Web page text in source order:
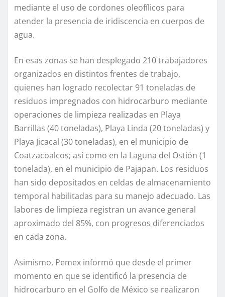
mediante el uso de cordones oleofílicos para
atender la presencia de iridiscencia en cuerpos de
agua.
En esas zonas se han desplegado 210 trabajadores
organizados en distintos frentes de trabajo,
quienes han logrado recolectar 91 toneladas de
residuos impregnados con hidrocarburo mediante
operaciones de limpieza realizadas en Playa
Barrillas (40 toneladas), Playa Linda (20 toneladas) y
Playa Jicacal (30 toneladas), en el municipio de
Coatzacoalcos; así como en la Laguna del Ostión (1
tonelada), en el municipio de Pajapan. Los residuos
han sido depositados en celdas de almacenamiento
temporal habilitadas para su manejo adecuado. Las
labores de limpieza registran un avance general
aproximado del 85%, con progresos diferenciados
en cada zona.
Asimismo, Pemex informó que desde el primer
momento en que se identificó la presencia de
hidrocarburo en el Golfo de México se realizaron